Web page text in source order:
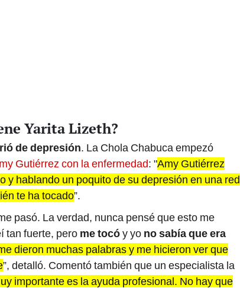
Yarita Lizeth?
de depresión. La Chola Chabuca empezó
Gutiérrez con la enfermedad: "Amy Gutiérrez
y hablando un poquito de su depresión en una red
te ha tocado”.
pasó. La verdad, nunca pensé que esto me
tan fuerte, pero me tocóy yo no sabía que era
dieron muchas palabras y me hicieron ver que
”, detalló. Comentó también que un especialista la
importante es la ayuda profesional. No hay que